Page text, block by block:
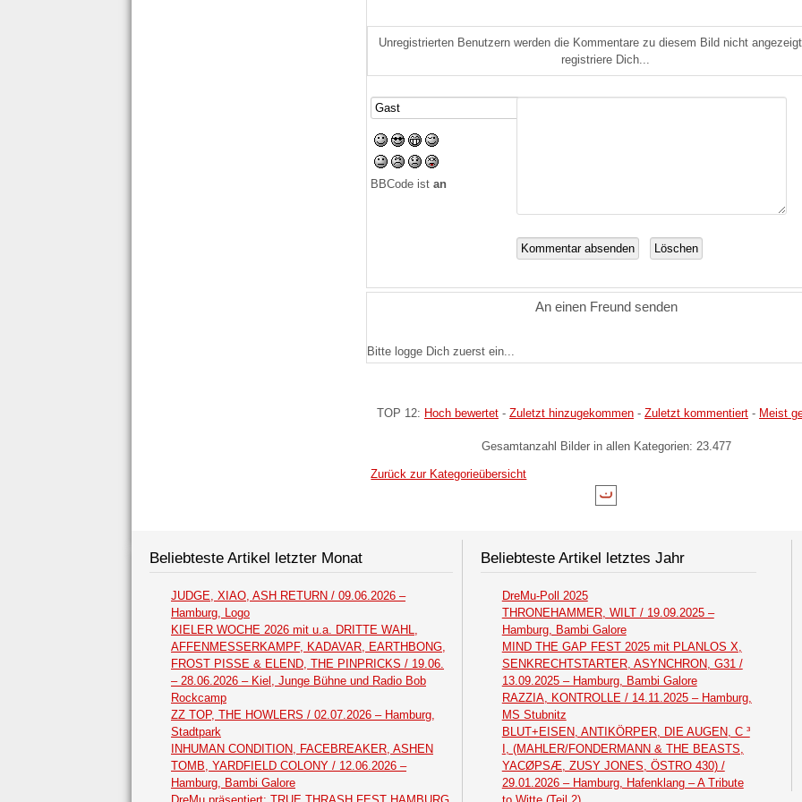
Unregistrierten Benutzern werden die Kommentare zu diesem Bild nicht
registriere Dich...
BBCode istan
An einen Freund senden
Bitte logge Dich zuerst ein...
TOP 12: Hoch bewertet -Zuletzt hinzugekommen -Zuletzt kommentiert - Meist
Gesamtanzahl Bilder in allen Kategorien: 23.477
Zurück zur Kategorieübersicht
Beliebteste Artikel letzter Monat
JUDGE, XIAO, ASH RETURN / 09.06.2026 –
Hamburg, Logo
KIELER WOCHE 2026 mit u.a. DRITTE WAHL,
AFFENMESSERKAMPF, KADAVAR, EARTHBONG,
FROST PISSE & ELEND, THE PINPRICKS / 19.06.
– 28.06.2026 – Kiel, Junge Bühne und Radio Bob
Rockcamp
ZZ TOP, THE HOWLERS / 02.07.2026 – Hamburg,
Stadtpark
INHUMAN CONDITION, FACEBREAKER, ASHEN
TOMB, YARDFIELD COLONY / 12.06.2026 –
Hamburg, Bambi Galore
Beliebteste Artikel letztes Jahr
DreMu-Poll 2025
THRONEHAMMER, WILT / 19.09.2025 –
Hamburg, Bambi Galore
MIND THE GAP FEST 2025 mit PLANLOS X,
SENKRECHTSTARTER, ASYNCHRON, G31 /
13.09.2025 – Hamburg, Bambi Galore
RAZZIA, KONTROLLE / 14.11.2025 – Hamburg,
MS Stubnitz
BLUT+EISEN, ANTIKÖRPER, DIE AUGEN, C ³
I, (MAHLER/FONDERMANN & THE BEASTS,
YACØPSÆ, ZUSY JONES, ÖSTRO 430) /
29.01.2026 – Hamburg, Hafenklang – A Tribute